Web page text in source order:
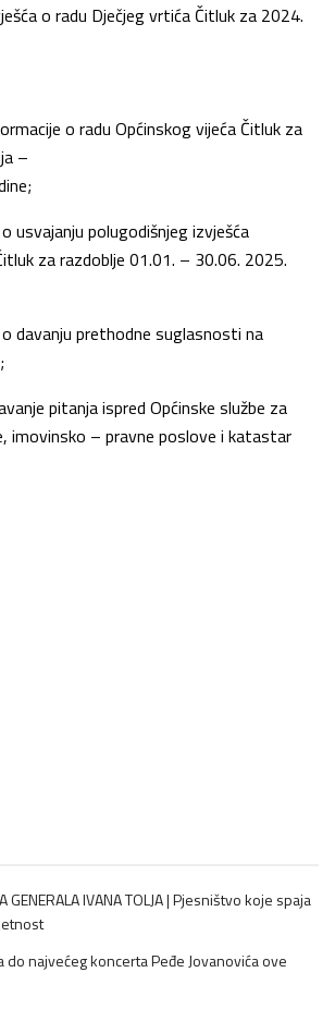
o radu Dječjeg vrtića Čitluk za 2024.
o radu Općinskog vijeća Čitluk za
–
usvajanju polugodišnjeg izvješća
za razdoblje 01.01. – 30.06. 2025.
davanju prethodne suglasnosti na
pitanja ispred Općinske službe za
imovinsko – pravne poslove i katastar
GENERALA IVANA TOLJA | Pjesništvo koje spaja
do najvećeg koncerta Peđe Jovanovića ove